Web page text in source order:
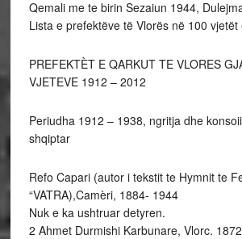
Qemali me te birin Sezaiun 1944,
Lista e prefektëve të Vlorës në 100 vjetët
PREFEKTÈT E QARKUT TE VLORES
VJETEVE 1912 – 2012
Periudha 1912 – 1938, ngritja dhe
shqiptar
Refo Capari (autor i tekstit te Hymnit te
“VATRA),Camèri, 1884- 1944
Nuk e ka ushtruar detyren.
2 Ahmet Durmishi Karbunare, Vlorc.